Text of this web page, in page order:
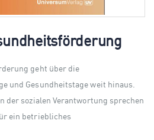
geht über die
und Gesundheitstage weit hinaus.
der sozialen Verantwortung sprechen
ein betriebliches